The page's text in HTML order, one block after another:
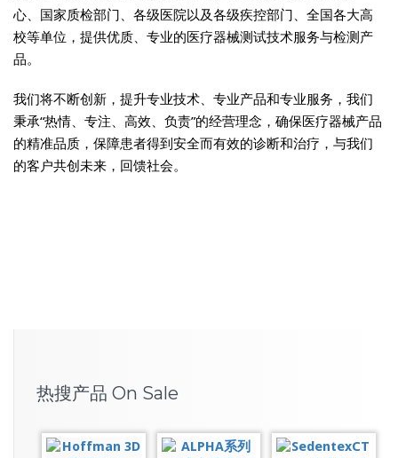
心、国家质检部门、各级医院以及各级疾控部门、全国各大高
校等单位，提供优质、专业的医疗器械测试技术服务与检测产
品。
我们将不断创新，提升专业技术、专业产品和专业服务，我们
秉承“热情、专注、高效、负责”的经营理念，确保医疗器械产品
的精准品质，保障患者得到安全而有效的诊断和治疗，与我们
的客户共创未来，回馈社会。
热搜产品 On Sale